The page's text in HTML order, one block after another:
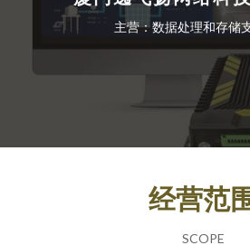
主营：数据处理和存储
经营范
SCOPE